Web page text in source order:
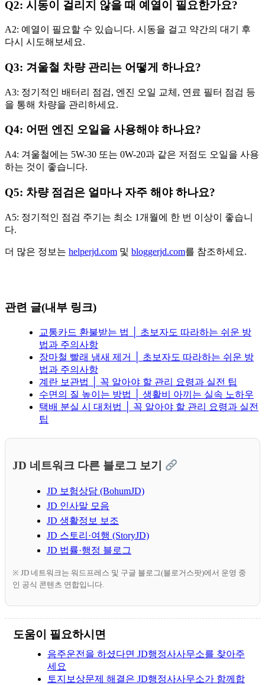
Q2: 시동이 걸리지 않을 때 예열이 필요한가요?
A2: 예열이 필요할 수 있습니다. 시동을 걸고 약간의 대기 후
다시 시도해보세요.
Q3: 겨울철 차량 관리는 어떻게 하나요?
A3: 정기적인 배터리 점검, 엔진 오일 교체, 연료 필터 점검 등
을 통해 차량을 관리하세요.
Q4: 어떤 엔진 오일을 사용해야 하나요?
A4: 겨울철에는 5W-30 또는 0W-20과 같은 저점도 오일을 사용
하는 것이 좋습니다.
Q5: 차량 점검은 얼마나 자주 해야 하나요?
A5: 정기적인 점검 주기는 최소 1개월에 한 번 이상이 좋습니
다.
더 많은 정보는 helperjd.com 및 bloggerjd.com를 참조하세요.
관련 글(내부 링크)
교통카드 환불받는 법 │ 초보자도 따라하는 쉬운 방
법과 주의사항
장마철 빨래 냄새 제거 │ 초보자도 따라하는 쉬운 방
법과 주의사항
계란 보관법 │ 꼭 알아야 할 관리 요령과 실전 팁
수면의 질 높이는 방법 │ 생활비 아끼는 실속 노하우
택배 분실 시 대처법 │ 꼭 알아야 할 관리 요령과 실전
팁
JD 네트워크 다른 블로그 보기
JD 보험상담 (BohumJD)
JD 인사말 모음
JD 생활정보 보조
JD 스토리·여행 (StoryJD)
JD 법률·행정 블로그
※ JD 네트워크는 워드프레스 및 구글 블로그(블로거스팟)에서 운영 중
인 공식 콘텐츠 연합입니다.
도움이 필요하시면
음주운전을 하셨다면 JD행정사사무소를 찾아주
세요
토지보상문제 해결은 JD행정사사무소가 함께합